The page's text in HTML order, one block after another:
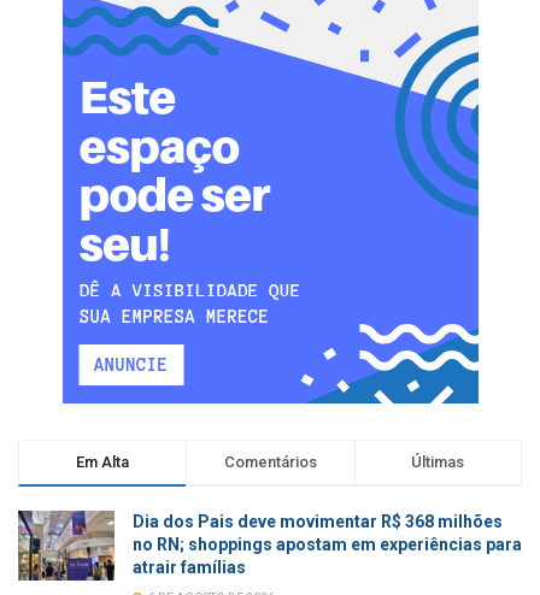
Em Alta Comentários Últimas
Dia dos Pais deve movimentar R$ 368 milhões
no RN; shoppings apostam em experiências para
atrair famílias